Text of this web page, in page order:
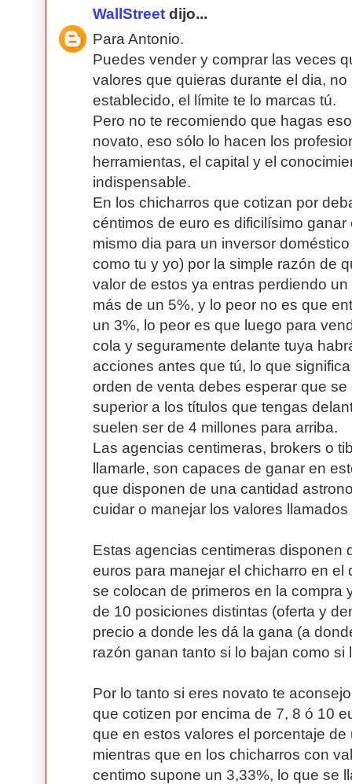
WallStreet dijo...
Para Antonio.
Puedes vender y comprar las veces
valores que quieras durante el dia,
establecido, el límite te lo marcas tú.
Pero no te recomiendo que hagas
novato, eso sólo lo hacen los
herramientas, el capital y el
indispensable.
En los chicharros que cotizan por
céntimos de euro es dificilísimo
mismo dia para un inversor
como tu y yo) por la simple razón de
valor de estos ya entras perdiendo
más de un 5%, y lo peor no es que
un 3%, lo peor es que luego para
cola y seguramente delante tuya
acciones antes que tú, lo que
orden de venta debes esperar que
superior a los títulos que tengas
suelen ser de 4 millones para arriba.
Las agencias centimeras, brokers o
llamarle, son capaces de ganar en
que disponen de una cantidad
cuidar o manejar los valores
Estas agencias centimeras disponen
euros para manejar el chicharro en
se colocan de primeros en la compra
de 10 posiciones distintas (oferta y
precio a donde les dá la gana (a
razón ganan tanto si lo bajan como si
Por lo tanto si eres novato te
que cotizen por encima de 7, 8 ó 10
que en estos valores el porcentaje
mientras que en los chicharros con
centimo supone un 3,33%, lo que se